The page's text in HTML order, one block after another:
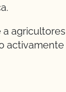
a agricultores
activamente